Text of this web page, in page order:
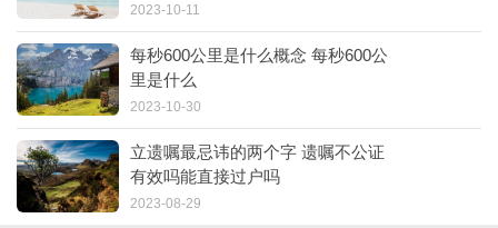
2023-10-11
每秒600公里是什么概念 每秒600公
里是什么
2023-10-30
立遗嘱最忌讳的两个字 遗嘱不公证
有效吗能直接过户吗
2023-08-29